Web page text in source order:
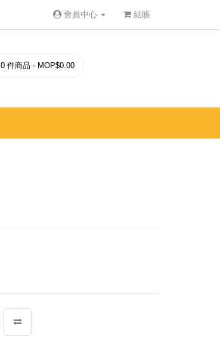
會員中心 結賬
0 件商品 - MOP$0.00